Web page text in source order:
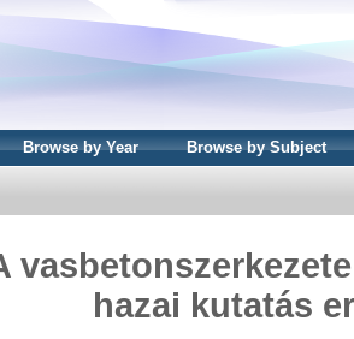
Browse by Year Browse by Subject
hazai kutatás